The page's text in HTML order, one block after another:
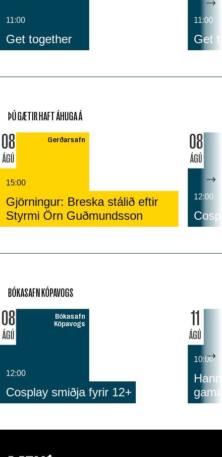
11:00
Get together
11:00
Get
ÞÚ GÆTIR HAFT ÁHUGA Á
08
ÁGÚ
Gerðarsafn
15:00
Gjörningur: Breska stálið eftir
Styrmi Örn Guðmundsson
08
ÁGÚ
12:00
BÓKASAFN KÓPAVOGS
08
ÁGÚ
Bókasafn
Kópavogs
12:00
Cosplay smiðja fyrir 12+
11
ÁGÚ
10:00